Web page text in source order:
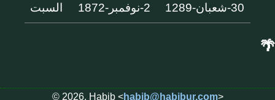
30-شعبان-1289 2-نوفمبر-1872 السبت
🌴
© 2026, Habib <habib@habibur.com>